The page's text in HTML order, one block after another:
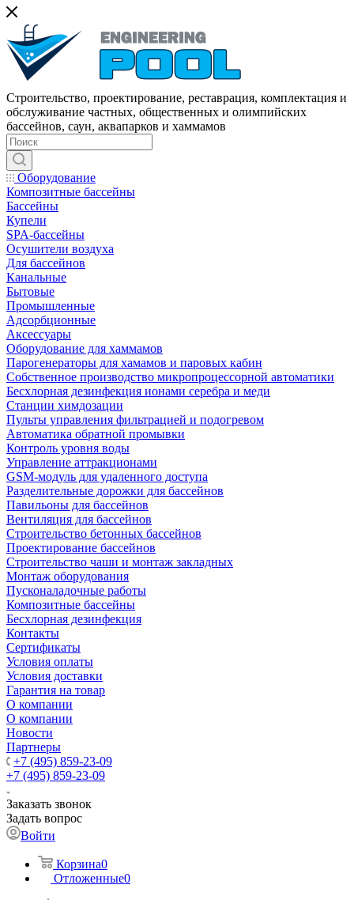
Строительство, проектирование, реставрация, комплектация и
обслуживание частных, общественных и олимпийских
бассейнов, саун, аквапарков и хаммамов
Оборудование
Композитные бассейны
Бассейны
Купели
SPA-бассейны
Осушители воздуха
Для бассейнов
Канальные
Бытовые
Промышленные
Адсорбционные
Аксессуары
Оборудование для хаммамов
Парогенераторы для хамамов и паровых кабин
Собственное производство микропроцессорной автоматики
Беcхлорная дезинфекция ионами серебра и меди
Станции химдозации
Пульты управления фильтрацией и подогревом
Автоматика обратной промывки
Контроль уровня воды
Управление аттракционами
GSM-модуль для удаленного доступа
Разделительные дорожки для бассейнов
Павильоны для бассейнов
Вентиляция для бассейнов
Строительство бетонных бассейнов
Проектирование бассейнов
Строительство чаши и монтаж закладных
Монтаж оборудования
Пусконаладочные работы
Композитные бассейны
Бесхлорная дезинфекция
Контакты
Сертификаты
Условия оплаты
Условия доставки
Гарантия на товар
О компании
О компании
Новости
Партнеры
+7 (495) 859-23-09
+7 (495) 859-23-09
Заказать звонок
Задать вопрос
Войти
Корзина0
Отложенные0